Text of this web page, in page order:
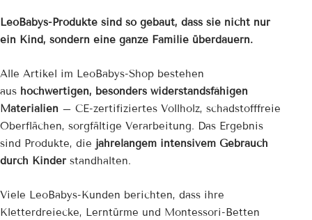
LeoBabys-Produkte sind so gebaut, dass sie nicht nur
ein Kind, sondern eine ganze Familie überdauern.
Alle Artikel im LeoBabys-Shop bestehen
aus hochwertigen, besonders widerstandsfähigen
Materialien – CE-zertifiziertes Vollholz, schadstofffreie
Oberflächen, sorgfältige Verarbeitung. Das Ergebnis
sind Produkte, die jahrelangem intensivem Gebrauch
durch Kinder standhalten.
Viele LeoBabys-Kunden berichten, dass ihre
Kletterdreiecke, Lerntürme und Montessori-Betten